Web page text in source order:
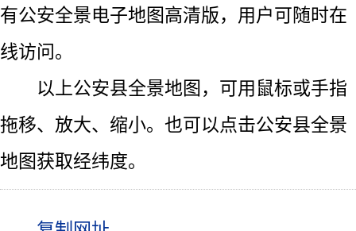
有公安全景电子地图高清版，用户可随时在
线访问。
以上公安县全景地图，可用鼠标或手指
拖移、放大、缩小。也可以点击公安县全景
地图获取经纬度。